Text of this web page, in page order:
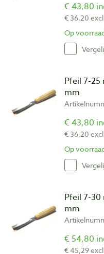
€ 43,80
€ 36,20
Op
Pfeil 7-25
mm
€ 43,80
€ 36,20
Op
Pfeil 7-
mm
€ 54,80
€ 45,29